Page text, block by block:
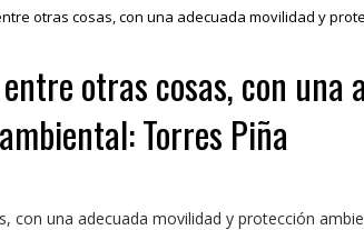
otras cosas, con una adecuada movilidad y
otras cosas, con una
Torres Piña
con una adecuada movilidad y protección